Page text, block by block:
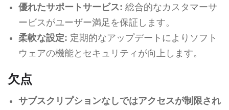
優れたサポートサービス: 総合的なカスタマーサ
ービスがユーザー満足を保証します。
柔軟な設定: 定期的なアップデートによりソフト
ウェアの機能とセキュリティが向上します。
欠点
サブスクリプションなしではアクセスが制限され